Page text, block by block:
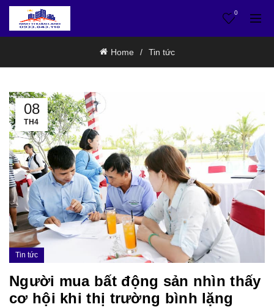
0
Home Tin tức
08
TH4
Tin tức
Người mua bất động sản nhìn thấy
cơ hội khi thị trường bình lặng